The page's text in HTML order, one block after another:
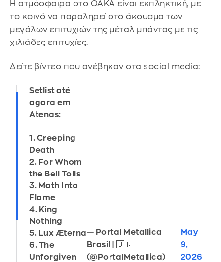
Η ατμόσφαιρα στο ΟΑΚΑ είναι εκπληκτική, με
το κοινό να παραληρεί στο άκουσμα των
μεγάλων επιτυχιών της μέταλ μπάντας με τις
χιλιάδες επιτυχίες.
Δείτε βίντεο που ανέβηκαν στα social media:
Setlist até
agora em
Atenas:
1. Creeping
Death
2. For Whom
the Bell Tolls
3. Moth Into
Flame
4. King
Nothing
5. Lux Æterna
6. The
Unforgiven
— Portal Metallica
Brasil | 🇧🇷
(@PortalMetallica)
May
9,
2026